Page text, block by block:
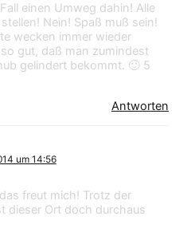
einen Umweg dahin! Alle
Nein! Spaß muß sein!
wecken immer wieder
gut, daß man zumindest
gelindert bekommt. 🙂 5
Antworten
um 14:56
freut mich! Trotz der
dieser Ort doch durchaus